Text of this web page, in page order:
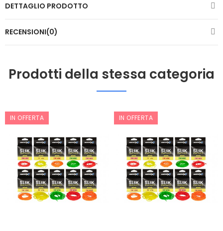
DETTAGLIO PRODOTTO
RECENSIONI(0)
Prodotti della stessa categoria
IN OFFERTA IN OFFERTA